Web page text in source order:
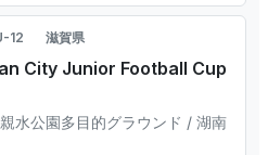
12 滋賀県
City Junior Football Cup
水公園多目的グラウンド / 湖南